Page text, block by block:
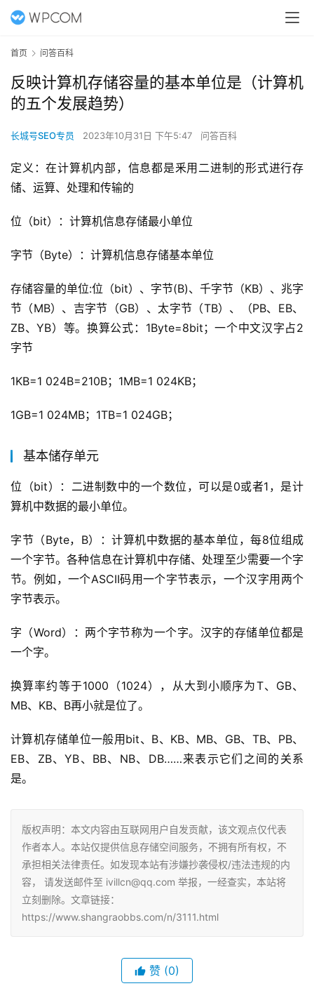
首页 问答百科
反映计算机存储容量的基本单位是（计算机
的五个发展趋势）
长城号SEO专员 2023年10月31日 下午5:47 问答百科
定义：在计算机内部，信息都是釆用二进制的形式进行存
储、运算、处理和传输的
位（bit）：计算机信息存储最小单位
字节（Byte）：计算机信息存储基本单位
存储容量的单位:位（bit）、字节(B)、千字节（KB）、兆字
节（MB）、吉字节（GB）、太字节（TB）、（PB、EB、
ZB、YB）等。换算公式：1Byte=8bit；一个中文汉字占2
字节
1KB=1 024B=210B；1MB=1 024KB；
1GB=1 024MB；1TB=1 024GB；
基本储存单元
位（bit）：二进制数中的一个数位，可以是0或者1，是计
算机中数据的最小单位。
字节（Byte，B）：计算机中数据的基本单位，每8位组成
一个字节。各种信息在计算机中存储、处理至少需要一个字
节。例如，一个ASCII码用一个字节表示，一个汉字用两个
字节表示。
字（Word）：两个字节称为一个字。汉字的存储单位都是
一个字。
换算率约等于1000（1024），从大到小顺序为T、GB、
MB、KB、B再小就是位了。
计算机存储单位一般用bit、B、KB、MB、GB、TB、PB、
EB、ZB、YB、BB、NB、DB……来表示它们之间的关系
是。
版权声明：本文内容由互联网用户自发贡献，该文观点仅代表
作者本人。本站仅提供信息存储空间服务，不拥有所有权，不
承担相关法律责任。如发现本站有涉嫌抄袭侵权/违法违规的内
容， 请发送邮件至 ivillcn@qq.com 举报，一经查实，本站将
立刻删除。文章链接：
https://www.shangraobbs.com/n/3111.html
赞 (0)